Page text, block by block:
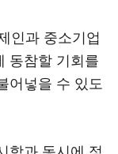
인과 중소기업
동참할 기회를
어넣을 수 있도